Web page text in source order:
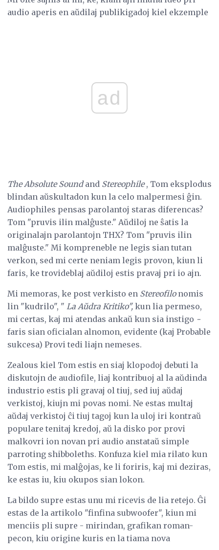
audio aperis en aŭdilaj publikigadoj kiel ekzemple
ad
The Absolute Soundand Stereophile, Tom eksplodus
blindan aŭskultadon kun la celo malpermesi ĝin.
Audiophiles pensas parolantoj staras diferencas?
Tom "pruvis ilin malĝuste." Aŭdiloj ne ŝatis la
originalajn parolantojn THX? Tom "pruvis ilin
malĝuste." Mi kompreneble ne legis sian tutan
verkon, sed mi certe neniam legis provon, kiun li
faris, ke trovideblaj aŭdiloj estis pravaj pri io ajn.
Mi memoras, ke post verkisto en Stereofilonomis
lin "kudrilo", " La Aŭdra Kritiko", kun lia permeso,
mi certas, kaj mi atendas ankaŭ kun sia instigo -
faris sian oficialan alnomon, evidente (kaj Probable
sukcesa) Provi tedi liajn nemeses.
Zealous kiel Tom estis en siaj klopodoj debuti la
diskutojn de audiofile, liaj kontribuoj al la aŭdinda
industrio estis pli gravaj ol tiuj, sed iuj aŭdaj
verkistoj, kiujn mi povas nomi. Ne estas multaj
aŭdaj verkistoj ĉi tiuj tagoj kun la uloj iri kontraŭ
populare tenitaj kredoj, aŭ la disko por provi
malkovri ion novan pri audio anstataŭ simple
parroting shibboleths. Konfuza kiel mia rilato kun
Tom estis, mi malĝojas, ke li foriris, kaj mi deziras,
ke estas iu, kiu okupos sian lokon.
La bildo supre estas unu mi ricevis de lia retejo. Ĝi
estas de la artikolo "finfina subwoofer", kiun mi
menciis pli supre - mirindan, grafikan roman-
pecon, kiu origine kuris en la tiama nova